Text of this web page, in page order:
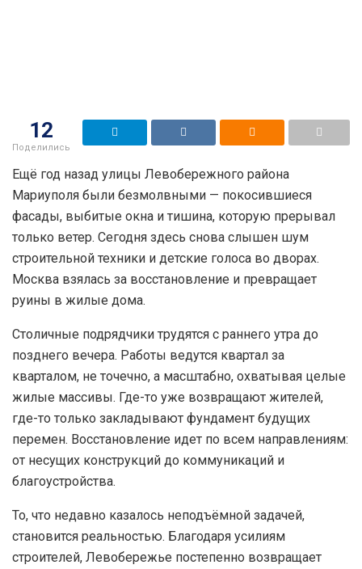
12
Поделились
Ещё год назад улицы Левобережного района
Мариуполя были безмолвными — покосившиеся
фасады, выбитые окна и тишина, которую прерывал
только ветер. Сегодня здесь снова слышен шум
строительной техники и детские голоса во дворах.
Москва взялась за восстановление и превращает
руины в жилые дома.
Столичные подрядчики трудятся с раннего утра до
позднего вечера. Работы ведутся квартал за
кварталом, не точечно, а масштабно, охватывая целые
жилые массивы. Где-то уже возвращают жителей,
где-то только закладывают фундамент будущих
перемен. Восстановление идет по всем направлениям:
от несущих конструкций до коммуникаций и
благоустройства.
То, что недавно казалось неподъёмной задачей,
становится реальностью. Благодаря усилиям
строителей, Левобережье постепенно возвращает